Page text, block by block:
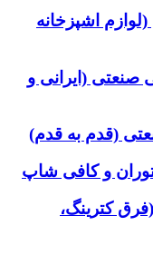
اشپزخانه
(ایرانی و
(قدم به قدم)
و کافی شاپ
کترینگ،